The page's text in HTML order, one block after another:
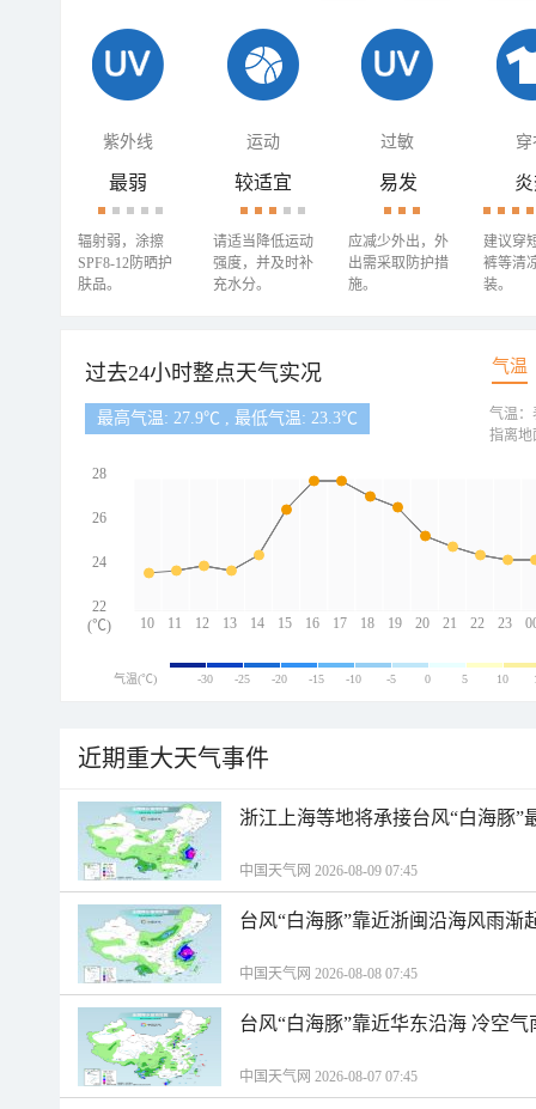
紫外线 运动 过敏 穿
最弱
辐射弱，涂擦
SPF8-12防晒护
肤品。
较适宜
请适当降低运动
强度，并及时补
充水分。
易发
应减少外出，外
出需采取防护措
施。
建议穿
裤等清
装。
过去24小时整点天气实况 气温
最高气温: 27.9℃ , 最低气温: 23.3℃
10 11 12 13 14 15 16 17 18 19 20 21 22 23
28
26
24
22
(℃)
气温：
指离地
气温(℃) -30 -25 -20 -15 -10 -5 0 5 10
近期重大天气事件
浙江上海等地将承接台风“白海豚”
中国天气网 2026-08-09 07:45
台风“白海豚”靠近浙闽沿海风雨渐
中国天气网 2026-08-08 07:45
台风“白海豚”靠近华东沿海 冷空
中国天气网 2026-08-07 07:45